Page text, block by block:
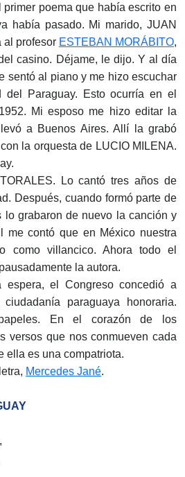
poema que había escrito en
había pasado. Mi marido, JUAN
al profesor ESTEBAN MORÁBITO,
casino. Déjame, le dijo. Y al día
sentó al piano y me hizo escuchar
del Paraguay. Esto ocurría en el
Mi esposo me hizo editar la
a Buenos Aires. Allí la grabó
la orquesta de LUCIO MILENA.
Lo cantó tres años de
Después, cuando formó parte de
lo grabaron de nuevo la canción y
me contó que en México nuestra
como villancico. Ahora todo el
la autora.
espera, el Congreso concedió a
paraguaya honoraria.
En el corazón de los
versos que nos conmueven cada
ella es una compatriota.
Mercedes Jané.